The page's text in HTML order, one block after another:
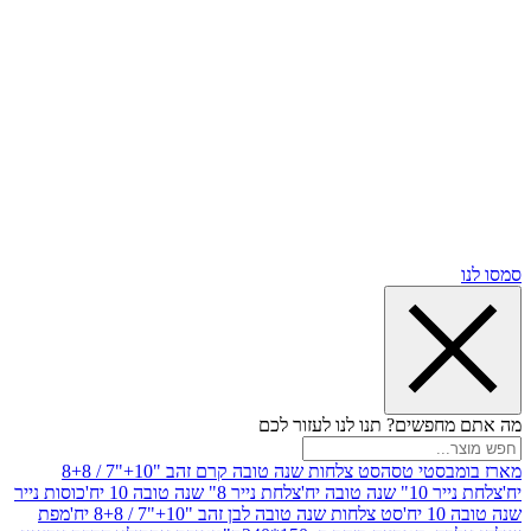
תנו לנו לעזור לכם
טסה
סט צלחות שנה טובה קרם זהב "10+"7 / 8+8
יח'
צלחת נייר 8" שנה טובה 10 יח'
כוסות נייר
סט צלחות שנה טובה לבן זהב "10+"7 / 8+8 יח'
מפת